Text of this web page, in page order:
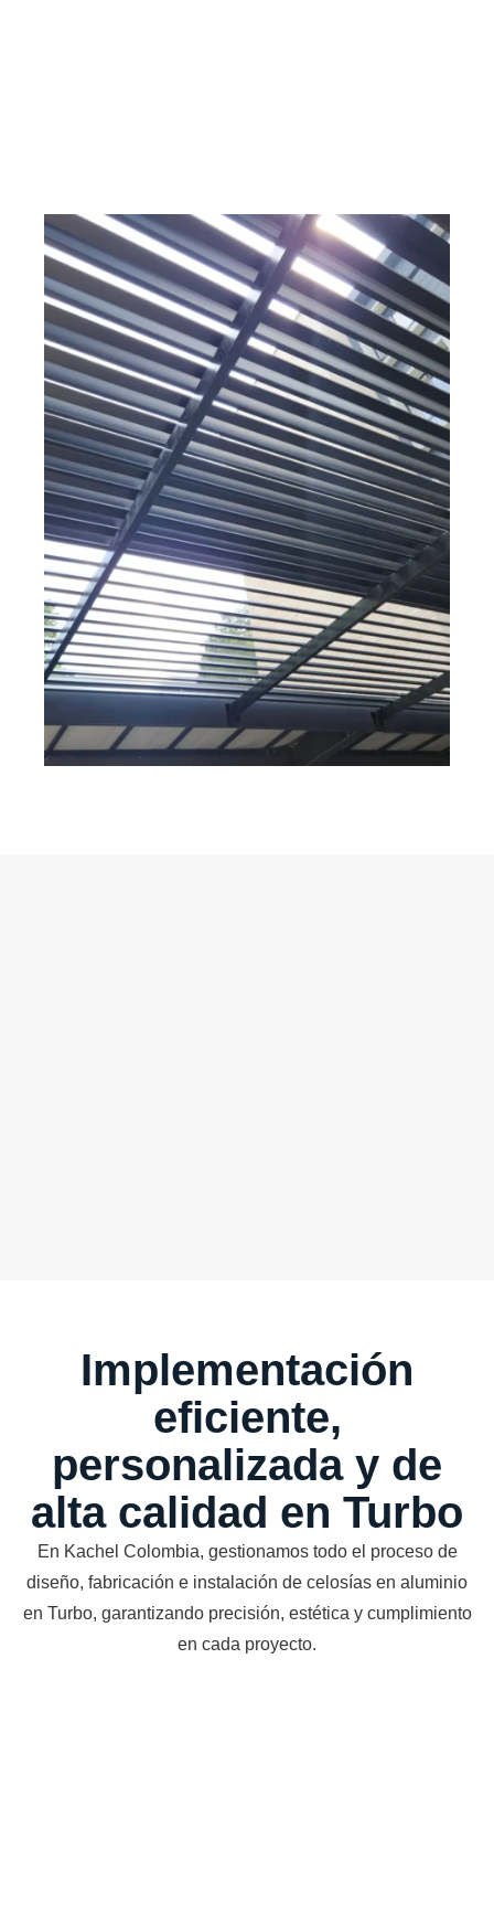
Implementación
eficiente,
personalizada y de
alta calidad en Turbo
En Kachel Colombia, gestionamos todo el proceso de
diseño, fabricación e instalación de celosías en aluminio
en Turbo, garantizando precisión, estética y cumplimiento
en cada proyecto.